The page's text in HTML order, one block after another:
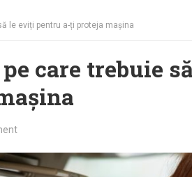
le eviți pentru a-ți proteja mașina
care trebuie